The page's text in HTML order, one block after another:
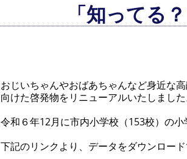
「知ってる
おじいちゃんやおばあちゃんなど身近な
向けた啓発物をリニューアルいたしました
令和６年12月に市内小学校（153校）の小
下記のリンクより、データをダウンロー